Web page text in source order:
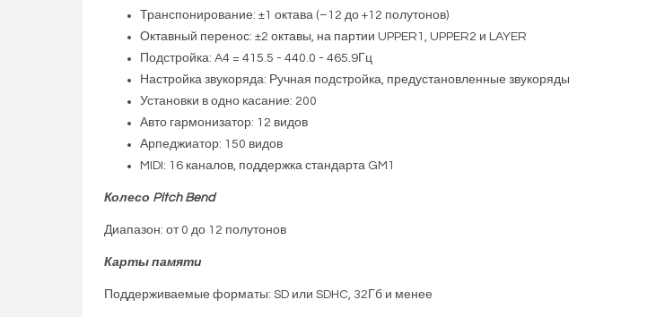
Транспонирование: ±1 октава (–12 до +12 полутонов)
Октавный перенос: ±2 октавы, на партии UPPER1, UPPER2 и LAYER
Подстройка: A4 = 415.5 - 440.0 - 465.9Гц
Настройка звукоряда: Ручная подстройка, предустановленные звукоряды
Установки в одно касание: 200
Авто гармонизатор: 12 видов
Арпеджиатор: 150 видов
MIDI: 16 каналов, поддержка стандарта GM1
Колесо Pitch Bend
Диапазон: от 0 до 12 полутонов
Карты памяти
Поддерживаемые форматы: SD или SDHC, 32Гб и менее